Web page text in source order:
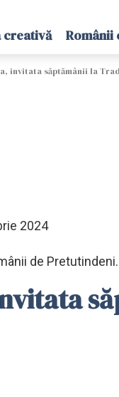
creativă Românii
invitata săptămânii la
2024
de Pretutindeni.